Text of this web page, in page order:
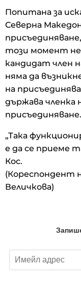
Попитана за
Северна
този момент не
кандидат член
няма да
на
държава членка
„Така
е да се приеме
Кос.
(Кореспондент
Величкова)